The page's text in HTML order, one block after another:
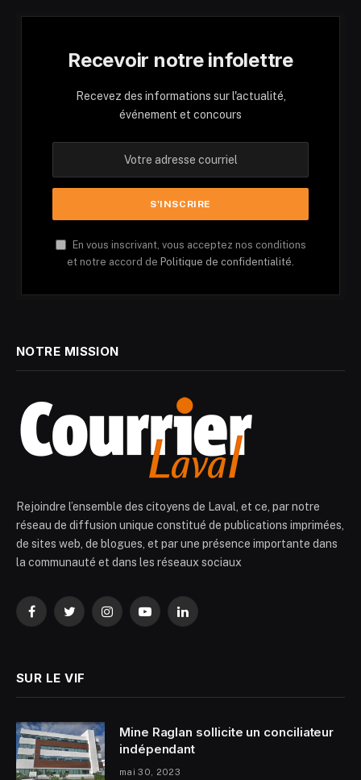
Recevoir notre infolettre
Recevez des informations sur l'actualité,
événement et concours
En vous inscrivant, vous acceptez nos conditions
et notre accord de Politique de confidentialité.
NOTRE MISSION
Rejoindre l’ensemble des citoyens de Laval, et ce, par notre
réseau de diffusion unique constitué de publications imprimées,
de sites web, de blogues, et par une présence importante dans
la communauté et dans les réseaux sociaux
FacebookTwitterInstagramYouTubeLinkedIn
SUR LE VIF
Mine Raglan sollicite un conciliateur
indépendant
mai 30, 2023